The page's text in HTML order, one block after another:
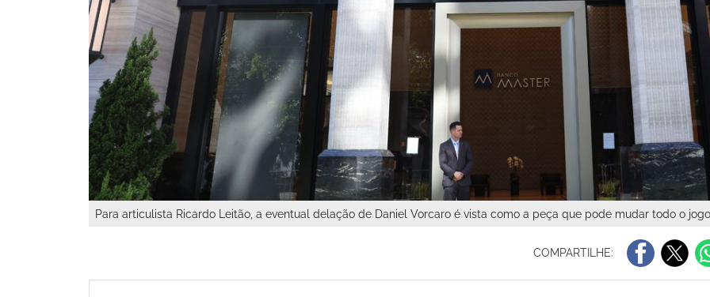
Para articulista Ricardo Leitão, a eventual delação de Daniel Vorcaro é vista como a peça que pode mudar todo o
COMPARTILHE: